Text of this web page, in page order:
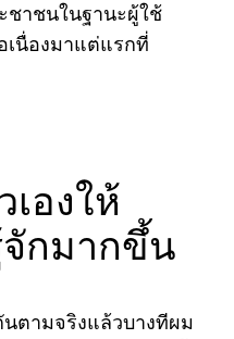
ชาชนในฐานะผู้ใช้
เนื่องมาแต่แรกที่
องให้
กมากขึ้น
ตามจริงแล้วบางทีผม